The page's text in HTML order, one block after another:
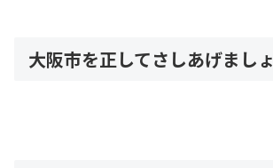
大阪市を正してさしあげましょ